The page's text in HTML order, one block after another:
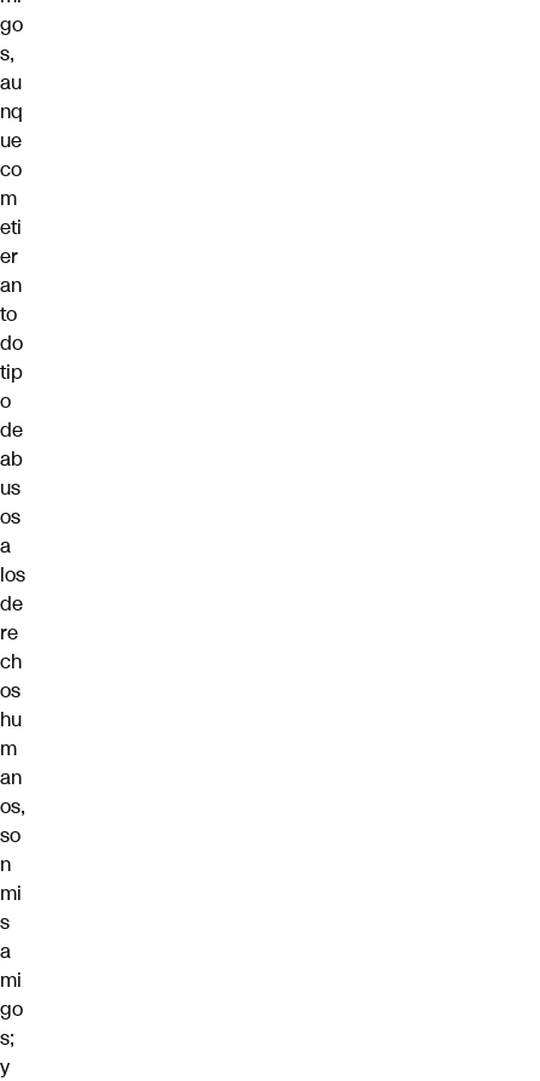
go
s,
au
nq
ue
co
m
eti
er
an
to
do
tip
o
de
ab
us
os
a
los
de
re
ch
os
hu
m
an
os,
so
n
mi
s
a
mi
go
s;
y